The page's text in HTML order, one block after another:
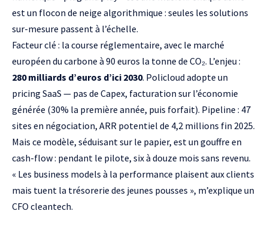
est un flocon de neige algorithmique : seules les solutions
sur-mesure passent à l’échelle.
Facteur clé : la course réglementaire, avec le marché
européen du carbone à 90 euros la tonne de CO₂. L’enjeu :
280 milliards d’euros d’ici 2030. Policloud adopte un
pricing SaaS — pas de Capex, facturation sur l’économie
générée (30% la première année, puis forfait). Pipeline : 47
sites en négociation, ARR potentiel de 4,2 millions fin 2025.
Mais ce modèle, séduisant sur le papier, est un gouffre en
cash-flow : pendant le pilote, six à douze mois sans revenu.
« Les business models à la performance plaisent aux clients
mais tuent la trésorerie des jeunes pousses », m’explique un
CFO cleantech.